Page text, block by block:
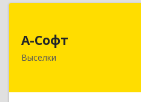
А-Софт
Выселки
353100,
район, Выселки ст-